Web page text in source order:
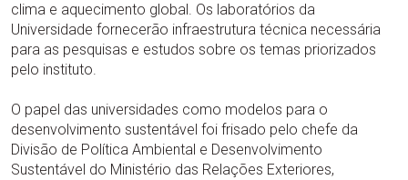
clima e aquecimento global. Os laboratórios da
Universidade fornecerão infraestrutura técnica necessária
para as pesquisas e estudos sobre os temas priorizados
pelo instituto.
O papel das universidades como modelos para o
desenvolvimento sustentável foi frisado pelo chefe da
Divisão de Política Ambiental e Desenvolvimento
Sustentável do Ministério das Relações Exteriores,